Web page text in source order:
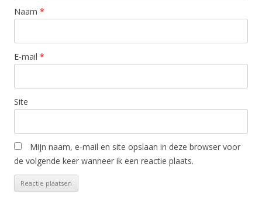
Naam *
E-mail *
Site
Mijn naam, e-mail en site opslaan in deze browser voor
de volgende keer wanneer ik een reactie plaats.